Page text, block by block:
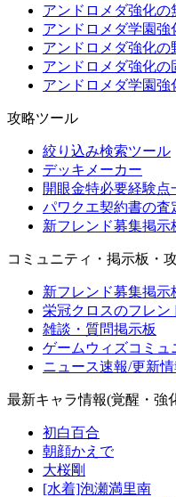
アンドロメダ強化の
アンドロメダ学園強
アンドロメダ強化の
アンドロメダ強化の
アンドロメダ学園強
攻略ツール
絞り込み検索ツール
デッキメーカー
開眼金特必要経験点
パワクエ契約書の査
新フレンド募集掲示
コミュニティ・掲示板・
新フレンド募集掲示
栄冠クロスのフレン
雑談・質問掲示板
ゲームウィズコミュ
ニュース速報/更新情
最新キャラ情報(覚醒・強
初白百合
朝顔かえで
大桜剛
[水着]泡瀬満里南